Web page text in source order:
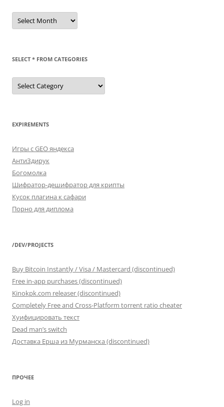
/dev/st
SELECT * FROM CATEGORIES
SELECT
FROM
EXPIREMENTS
Игры с GEO яндекса
АнтиЗдирук
Богомолка
Шифратор-дешифратор для крипты
Кусок плагина к сафари
Порно для диплома
/DEV/PROJECTS
Buy Bitcoin Instantly / Visa / Mastercard (discontinued)
Free in-app purchases (discontinued)
Kinokpk.com releaser (discontinued)
Completely Free and Cross-Platform torrent ratio cheater
Хуифицировать текст
Dead man’s switch
Доставка Ерша из Мурманска (discontinued)
ПРОЧЕЕ
Log in